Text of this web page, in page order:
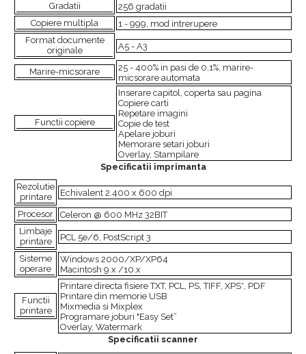
Gradatii
256 gradatii
Copiere multipla
1 - 999, mod intrerupere
Format documente
originale
A5 - A3
Marire-micsorare
25 - 400% in pasi de 0,1%, marire-
micsorare automata
Functii copiere
Inserare capitol, coperta sau pagina
Copiere carti
Repetare imagini
Copie de test
Apelare joburi
Memorare setari joburi
Overlay, Stampilare
Specificatii imprimanta
Rezolutie
printare
Echivalent 2.400 x 600 dpi
Procesor
Celeron @ 600 MHz 32BIT
Limbaje
printare
PCL 5e/6, PostScript 3
Sisteme
operare
Windows 2000/XP/XP64
Macintosh 9.x /10.x
Functii
printare
Printare directa fisiere TXT, PCL, PS, TIFF, XPS*, PDF
Printare din memorie USB
Mixmedia si Mixplex
Programare joburi "Easy Set”
Overlay, Watermark
Specificatii scanner